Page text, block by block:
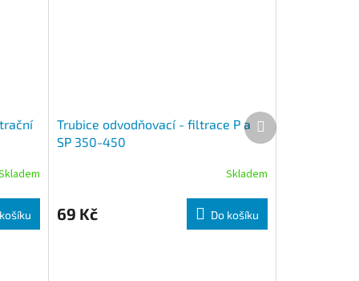
Trubice odvodňovací - filtrace P a
SP 350-450
Skladem
69 Kč Do košíku
Další produkt